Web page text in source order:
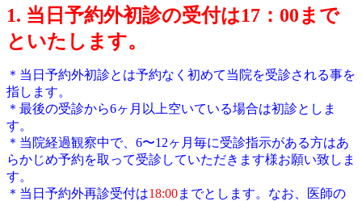
1. 当日予約外初診の受付は17：00まで
といたします。
＊当日予約外初診とは予約なく初めて当院を受診される事を
指します。
＊最後の受診から6ヶ月以上空いている場合は初診としま
す。
＊当院経過観察中で、6〜12ヶ月毎に受診指示がある方はあ
らかじめ予約を取って受診していただきます様お願い致しま
す。
＊当日予約外再診受付は18:00までとします。なお、医師の